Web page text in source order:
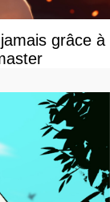
grâce à